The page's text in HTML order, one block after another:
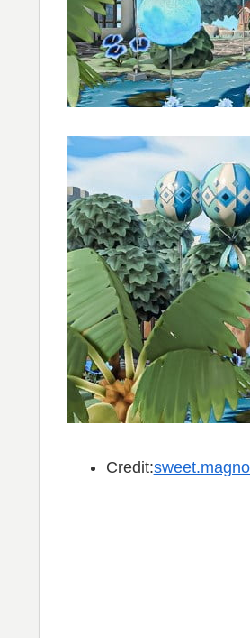
Credit: